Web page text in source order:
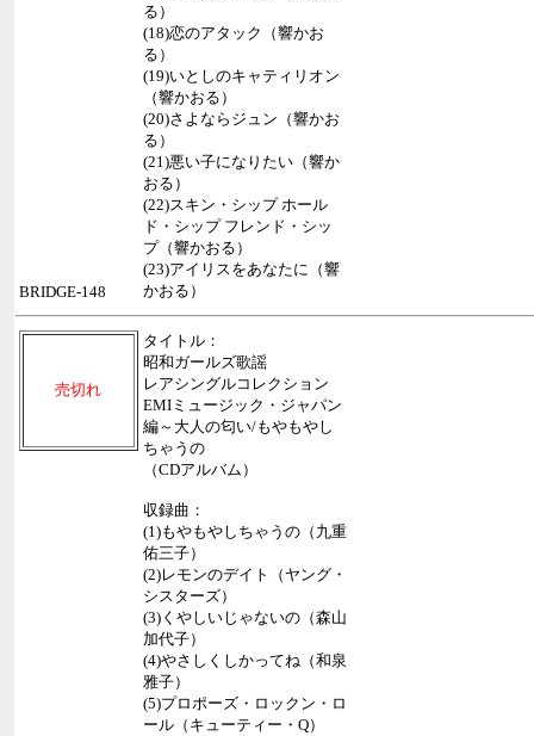
る）
(18)恋のアタック（響かお
る）
(19)いとしのキャティリオン
（響かおる）
(20)さよならジュン（響かお
る）
(21)悪い子になりたい（響か
おる）
(22)スキン・シップ ホール
ド・シップ フレンド・シッ
プ（響かおる）
(23)アイリスをあなたに（響
かおる）
BRIDGE-148
売切れ
タイトル：
昭和ガールズ歌謡
レアシングルコレクション
EMIミュージック・ジャパン
編～大人の匂い/もやもやし
ちゃうの
（CDアルバム）
収録曲：
(1)もやもやしちゃうの（九重
佑三子）
(2)レモンのデイト（ヤング・
シスターズ）
(3)くやしいじゃないの（森山
加代子）
(4)やさしくしかってね（和泉
雅子）
(5)プロポーズ・ロックン・ロ
ール（キューティー・Q）